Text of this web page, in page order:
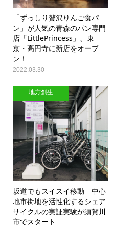
「ずっしり贅沢りんご食パ
ン」が人気の青森のパン専門
店「LittlePrincess」、東
京・高円寺に新店をオープ
ン！
2022.03.30
地方創生
坂道でもスイスイ移動 中心
地市街地を活性化するシェア
サイクルの実証実験が須賀川
市でスタート